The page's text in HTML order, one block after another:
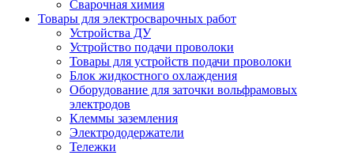
Сварочная химия
Товары для электросварочных работ
Устройства ДУ
Устройство подачи проволоки
Товары для устройств подачи проволоки
Блок жидкостного охлаждения
Оборудование для заточки вольфрамовых
электродов
Клеммы заземления
Электрододержатели
Тележки